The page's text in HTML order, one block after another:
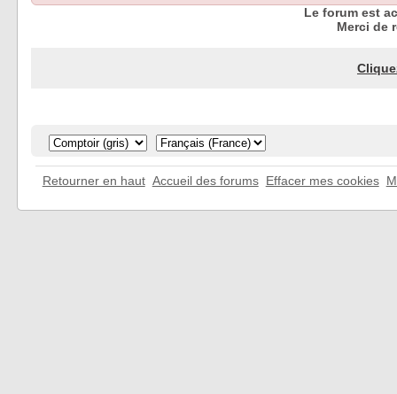
Le forum est
Merci de
Retourner en haut Accueil des forums Effacer mes cookies